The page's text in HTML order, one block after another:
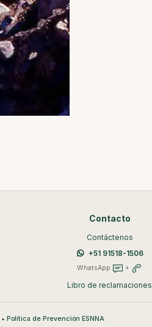
Contacto
Contáctenos
+51 91518-1506
WhatsApp +
Libro de reclamaciones
•Política de Prevención ESNNA